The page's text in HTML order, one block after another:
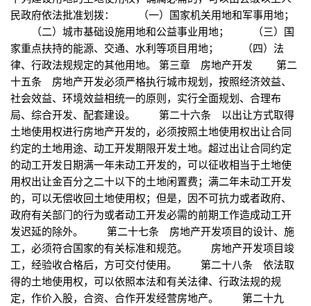
民政府依法批准划拨： （一）国家机关用地和军事用地；
（二）城市基础设施用地和公益事业用地； （三）国
家重点扶持的能源、交通、水利等项目用地； （四）法
律、行政法规规定的其他用地。 第三章 房地产开发 第二
十五条 房地产开发必须严格执行城市规划，按照经济效益、
社会效益、环境效益相统一的原则，实行全面规划、合理布
局、综合开发、配套建设。 第二十六条 以出让方式取得
土地使用权进行房地产开发的，必须按照土地使用权出让合同
约定的土地用途、动工开发期限开发土地。超过出让合同约定
的动工开发日期满一年未动工开发的，可以征收相当于土地使
用权出让金百分之二十以下的土地闲置费；满二年未动工开发
的，可以无偿收回土地使用权；但是，因不可抗力或者政府、
政府有关部门的行为或者动工开发必需的前期工作造成动工开
发迟延的除外。 第二十七条 房地产开发项目的设计、施
工，必须符合国家的有关标准和规范。 房地产开发项目竣
工，经验收合格后，方可交付使用。 第二十八条 依法取
得的土地使用权，可以依照本法和有关法律、行政法规的规
定，作价入股，合资、合作开发经营房地产。 第二十九